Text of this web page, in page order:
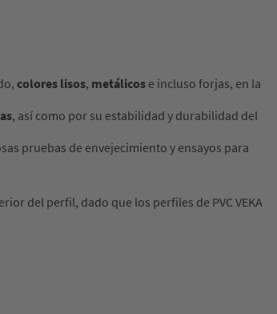
colores lisos, metálicos e incluso forjas, en la
, así como por su estabilidad y durabilidad del
pruebas de envejecimiento y ensayos para
del perfil, dado que los perfiles de PVC VEKA